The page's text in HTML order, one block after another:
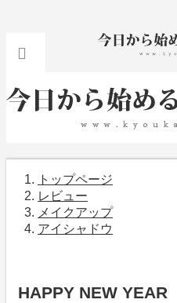
トップページ
レビュー
メイクアップ
アイシャドウ
HAPPY NEW YEAR